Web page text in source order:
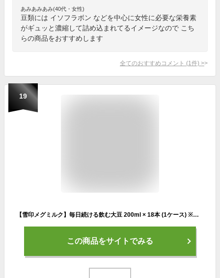
あみあみあみ(40代・女性)
豆類には イソフラボン などを中心に女性に必要な栄養素
がギュッと濃縮して詰め込まれてるイメージなので こち
らの商品をおすすめします
全てのおすすめコメント (1 件) >
19
【雪印メグミルク】毎日続ける飲む大豆 200ml × 18本 (1ケース) ※ただし離島・沖縄は別途送料が必要となります。【豆乳】【ノンコレステロール】【香料不使用】【大豆イソフラボン】【遺伝子組み換え大豆不使用】【RCP】
この商品をサイトでみる